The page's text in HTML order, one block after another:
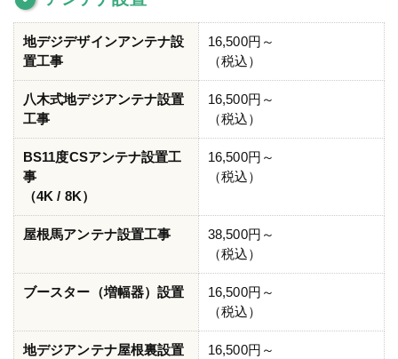
地デジデザインアンテナ設
置工事
16,500円～
（税込）
八木式地デジアンテナ設置
工事
16,500円～
（税込）
BS11度CSアンテナ設置工
事
（4K / 8K）
16,500円～
（税込）
屋根馬アンテナ設置工事
38,500円～
（税込）
ブースター（増幅器）設置
16,500円～
（税込）
地デジアンテナ屋根裏設置 16,500円～